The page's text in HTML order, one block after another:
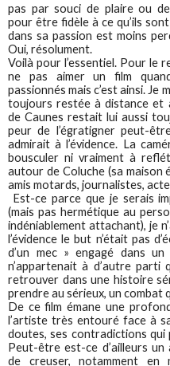
pas par souci de plaire ou
pour être fidèle à ce qu’ils
dans sa passion est moins
Oui, résolument.
Voilà pour l’essentiel. Pour le
ne pas aimer un film
passionnés mais c’est ainsi. Je
toujours restée à distance et
de Caunes restait lui aussi
peur de l’égratigner peut-
admirait à l’évidence. La
bousculer ni vraiment à
autour de Coluche (sa maison
amis motards, journalistes,
Est-ce parce que je serais
(mais pas hermétique au
indéniablement attachant), je
l’évidence le but n’était pas
d’un mec » engagé dans
n’appartenait à d’autre parti
retrouver dans une histoire
prendre au sérieux, un combat
De ce film émane une
l’artiste très entouré face à
doutes, ses contradictions qui
Peut-être est-ce d’ailleurs
de creuser, notamment en